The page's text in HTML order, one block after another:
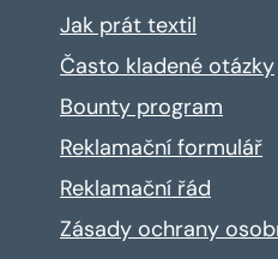
Jak prát textil
Často kladené otázky
Bounty program
Reklamační formulář
Reklamační řád
Zásady ochrany